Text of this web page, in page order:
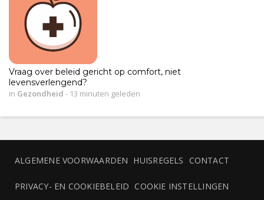
Vraag over beleid gericht op comfort, niet
levensverlengend?
in Gezondheid - 13 minuten geleden
ALGEMENE VOORWAARDEN HUISREGELS CONTACT
PRIVACY- EN COOKIEBELEID COOKIE INSTELLINGEN